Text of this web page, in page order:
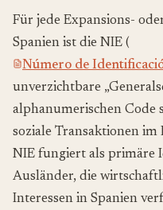
Für jede Expansions-
Spanien ist die NIE (
Número de
unverzichtbare
alphanumerischen Code
soziale Transaktionen
NIE fungiert als primäre
Ausländer, die
Interessen in Spanien